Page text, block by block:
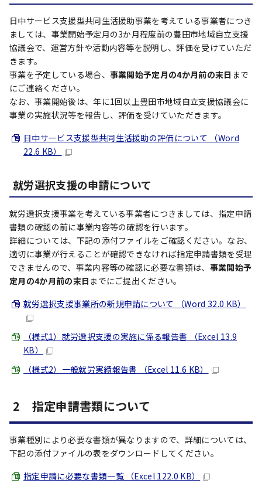
日中サービス支援型共同生活援助事業を考えている事業者につき
ましては、事業開始予定月の3か月程度前の豊田市地域自立支援
協議会で、運営方針や活動内容等を説明し、評価を受けていただ
きます。
事業を予定している場合、 事業開始予定月の4か月前の末日 まで
にご連絡ください。
なお、事業開始後は、年に1回以上豊田市地域自立支援協議会に
事業の実施状況等を報告し、評価を受けていただきます。
日中サービス支援型共同生活援助の評価について （Word
22.6 KB）
就労選択支援の申請について
就労選択支援事業を考えている事業者につきましては、指定申請
書類の確認の前に事業内容等の確認を行います。
詳細については、下記の添付ファイルをご確認ください。なお、
適切に事業が行えることが確認できなければ指定申請書類を受理
できませんので、事業内容等の確認に必要な書類は、 事業開始予
定月の4か月前の末日 までにご提出ください。
就労選択支援事業所の新規申請について （Word 32.0 KB）
（様式1）就労選択支援の実施に係る報告書 （Excel 13.9
KB）
（様式2）一般就労実績報告書 （Excel 11.6 KB）
2 指定申請書類について
事業種別により必要な書類が異なりますので、詳細については、
下記の添付ファイルの表をダウンロードしてください。
指定申請に必要な書類一覧 （Excel 122.0 KB）